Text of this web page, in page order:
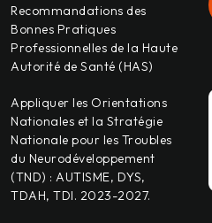
Recommandations des
Bonnes Pratiques
Professionnelles de la Haute
Autorité de Santé (HAS)
Appliquer les Orientations
Nationales et la Stratégie
Nationale pour les Troubles
du Neurodéveloppement
(TND) : AUTISME, DYS,
TDAH, TDI. 2023-2027.